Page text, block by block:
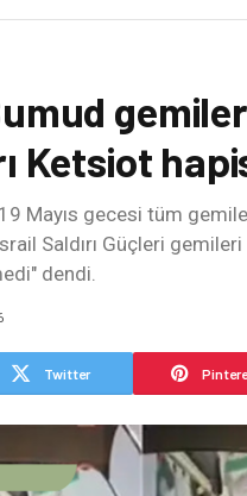
Ketsiot
Mayıs gecesi tüm
Saldırı Güçleri
dendi.
Twitter